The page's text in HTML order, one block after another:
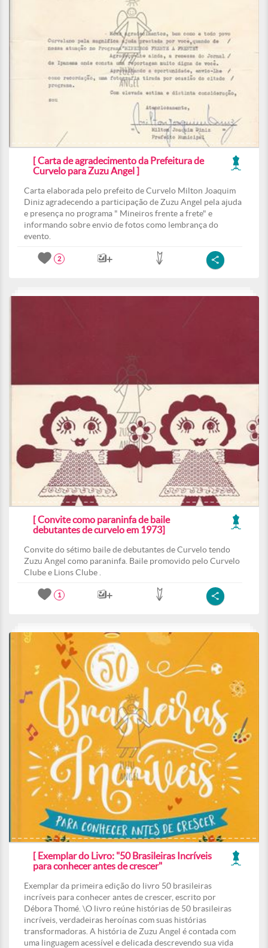
[ Carta de agradecimento da Prefeitura de
Curvelo para Zuzu Angel ]
Carta elaborada pelo prefeito de Curvelo Milton Joaquim
Diniz agradecendo a participação de Zuzu Angel pela ajuda
e presença no programa " Mineiros frente a frete" e
informando sobre envio de fotos como lembrança do
evento.
2
[ Convite como paraninfa de baile
debutantes de curvelo em 1973]
Convite do sétimo baile de debutantes de Curvelo tendo
Zuzu Angel como paraninfa. Baile promovido pelo Curvelo
Clube e Lions Clube .
1
[ Exemplar do Livro: "50 Brasileiras Incríveis
para conhecer antes de crescer"
Exemplar da primeira edição do livro 50 brasileiras
incríveis para conhecer antes de crescer, escrito por
Débora Thomé. \O livro reúne histórias de 50 brasileiras
incríveis, verdadeiras heroínas com suas histórias
transformadoras. A história de Zuzu Angel é contada com
uma linguagem acessível e delicada descrevendo sua vida